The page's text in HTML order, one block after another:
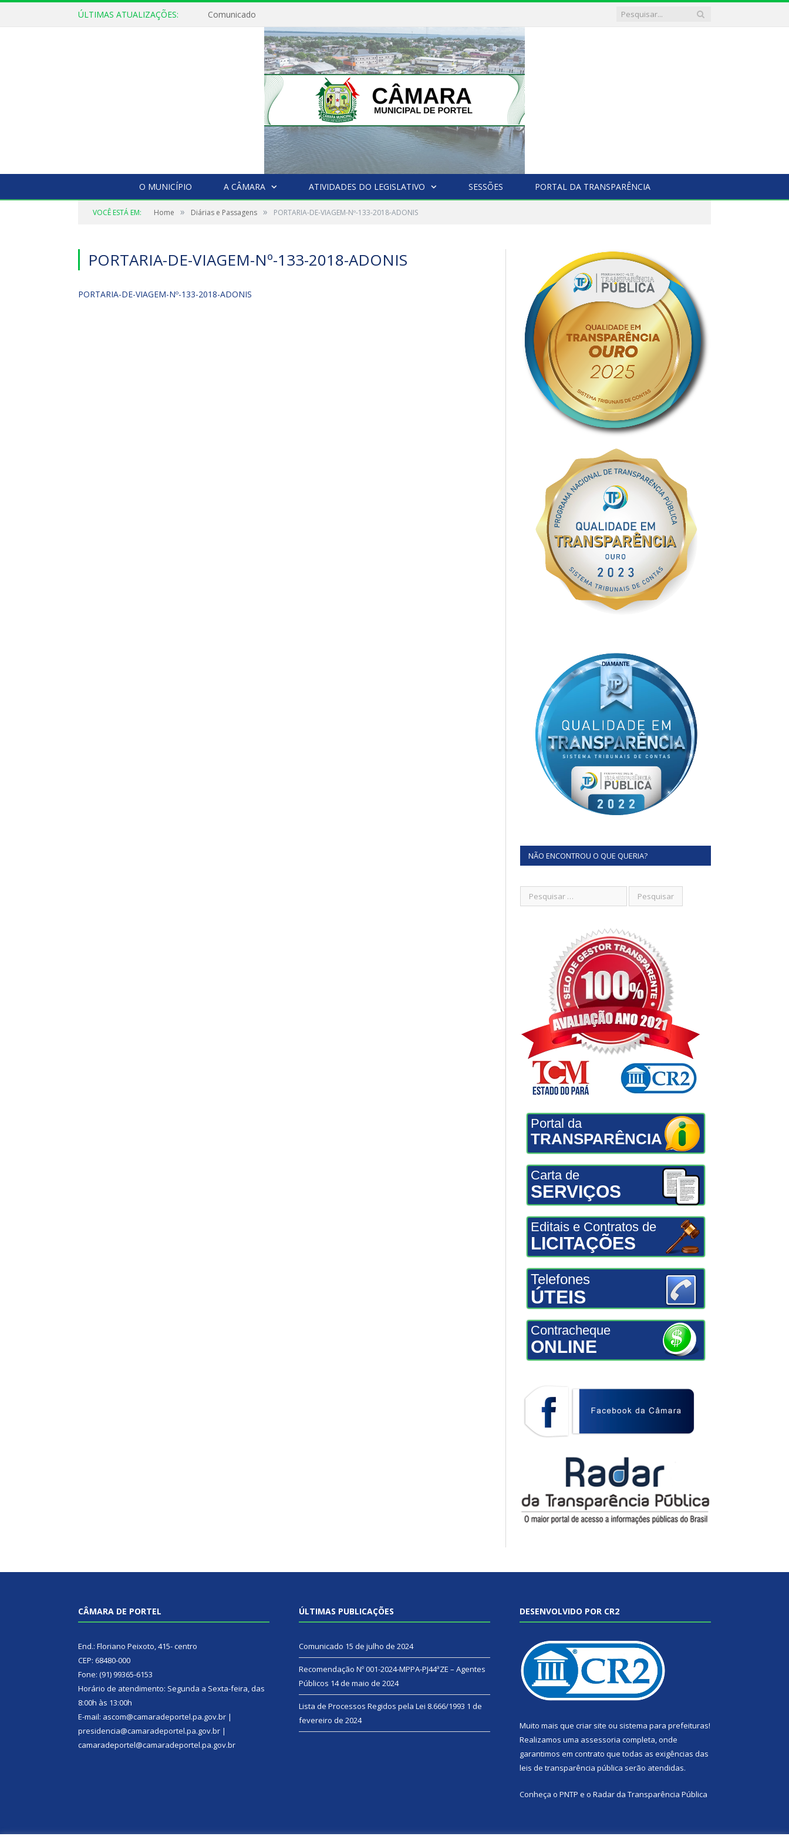
ÚLTIMAS ATUALIZAÇÕES: Comunicado
O MUNICÍPIO A CÂMARA ATIVIDADES DO LEGISLATIVO SESSÕES PORTAL DA TRANSPARÊNCIA
VOCÊ ESTÁ EM: Home » Diárias e Passagens » PORTARIA-DE-VIAGEM-Nº-133-2018-ADONIS
PORTARIA-DE-VIAGEM-Nº-133-2018-ADONIS
PORTARIA-DE-VIAGEM-Nº-133-2018-ADONIS
NÃO ENCONTROU O QUE QUERIA?
Portal da
TRANSPARÊNCIA
Carta de
SERVIÇOS
Editais e Contratos de
LICITAÇÕES
Telefones
ÚTEIS
Contracheque
ONLINE
CÂMARA DE PORTEL
End.: Floriano Peixoto, 415- centro
CEP: 68480-000
Fone: (91) 99365-6153
Horário de atendimento: Segunda a Sexta-feira, das
8:00h às 13:00h
E-mail: ascom@camaradeportel.pa.gov.br |
presidencia@camaradeportel.pa.gov.br |
camaradeportel@camaradeportel.pa.gov.br
ÚLTIMAS PUBLICAÇÕES
Comunicado 15 de julho de 2024
Recomendação Nº 001-2024-MPPA-PJ44ªZE – Agentes
Públicos 14 de maio de 2024
Lista de Processos Regidos pela Lei 8.666/1993 1 de
fevereiro de 2024
DESENVOLVIDO POR CR2
Muito mais que criar site ou sistema para prefeituras!
Realizamos uma assessoria completa, onde
garantimos em contrato que todas as exigências das
leis de transparência pública serão atendidas.
Conheça o PNTP e o Radar da Transparência Pública